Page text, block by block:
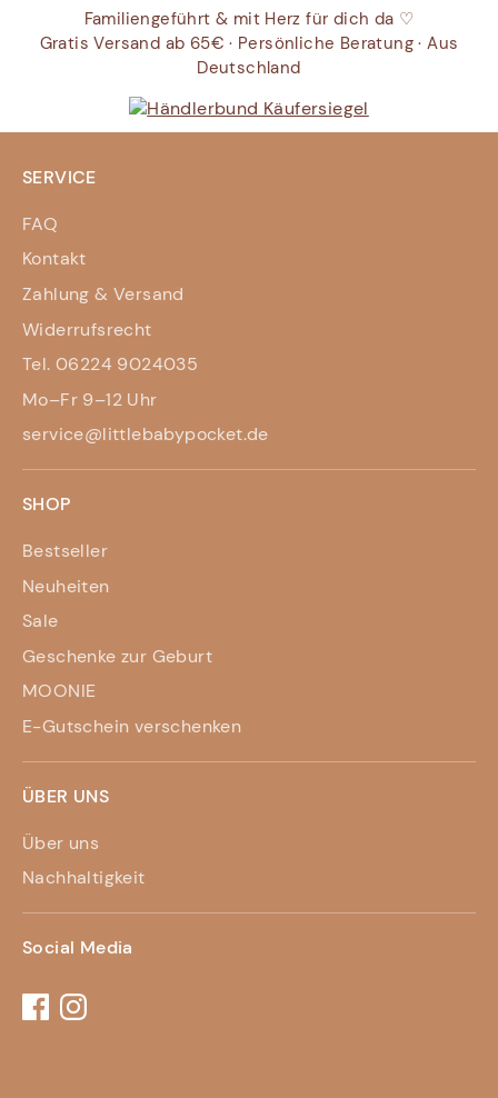
Familiengeführt & mit Herz für dich da ♡
Gratis Versand ab 65€ · Persönliche Beratung · Aus
Deutschland
SERVICE
FAQ
Kontakt
Zahlung & Versand
Widerrufsrecht
Tel. 06224 9024035
Mo–Fr 9–12 Uhr
service@littlebabypocket.de
SHOP
Bestseller
Neuheiten
Sale
Geschenke zur Geburt
MOONIE
E-Gutschein verschenken
ÜBER UNS
Über uns
Nachhaltigkeit
Social Media